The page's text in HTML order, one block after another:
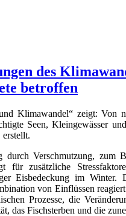
des
betroffen
Klimawandel“ zeigt: Von
Seen, Kleingewässer
durch Verschmutzung,
für zusätzliche
Eisbedeckung im
von Einflüssen
Prozesse, die
das Fischsterben und die